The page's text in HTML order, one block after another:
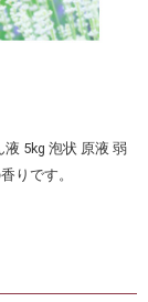
5kg 泡状 原液 弱
りです。